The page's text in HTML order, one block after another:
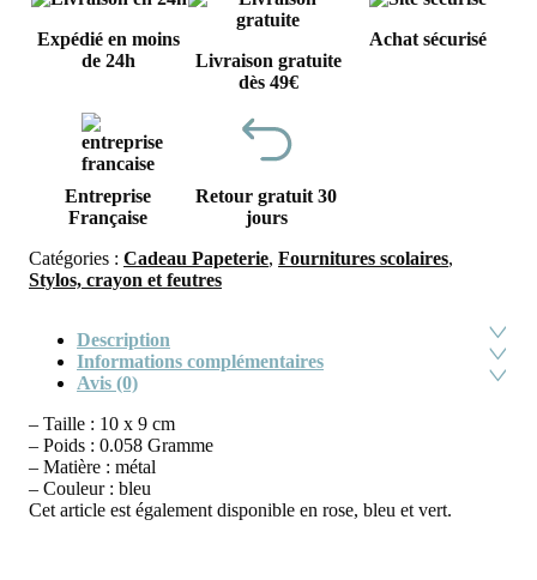
Expédié en moins
de 24h
Livraison gratuite
dès 49€
Achat sécurisé
Entreprise
Française
Retour gratuit 30
jours
Catégories : Cadeau Papeterie, Fournitures scolaires,
Stylos, crayon et feutres
Description
Informations complémentaires
Avis (0)
– Taille : 10 x 9 cm
– Poids : 0.058 Gramme
– Matière : métal
– Couleur : bleu
Cet article est également disponible en rose, bleu et vert.